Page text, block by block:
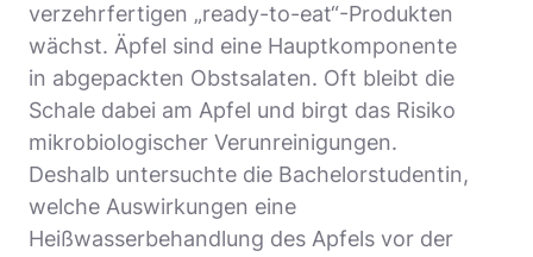
verzehrfertigen „ready-to-eat“-Produkten
wächst. Äpfel sind eine Hauptkomponente
in abgepackten Obstsalaten. Oft bleibt die
Schale dabei am Apfel und birgt das Risiko
mikrobiologischer Verunreinigungen.
Deshalb untersuchte die Bachelorstudentin,
welche Auswirkungen eine
Heißwasserbehandlung des Apfels vor der